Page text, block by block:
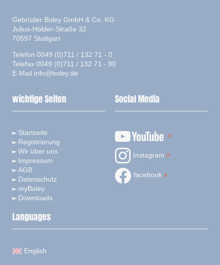
Gebrüder Boley GmbH & Co. KG
Julius-Hölder-Straße 32
70597 Stuttgart
Telefon 0049 (0)711 / 132 71 - 0
Telefax 0049 (0)711 / 132 71 - 90
E-Mail info@boley.de
wichtige Seiten
Startseite
Registrierung
Wir über uns
Impressum
AGB
Datenschutz
myBoley
Downloads
Social Media
Instagram
facebook
Languages
English